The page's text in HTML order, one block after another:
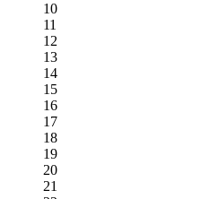
10
11
12
13
14
15
16
17
18
19
20
21